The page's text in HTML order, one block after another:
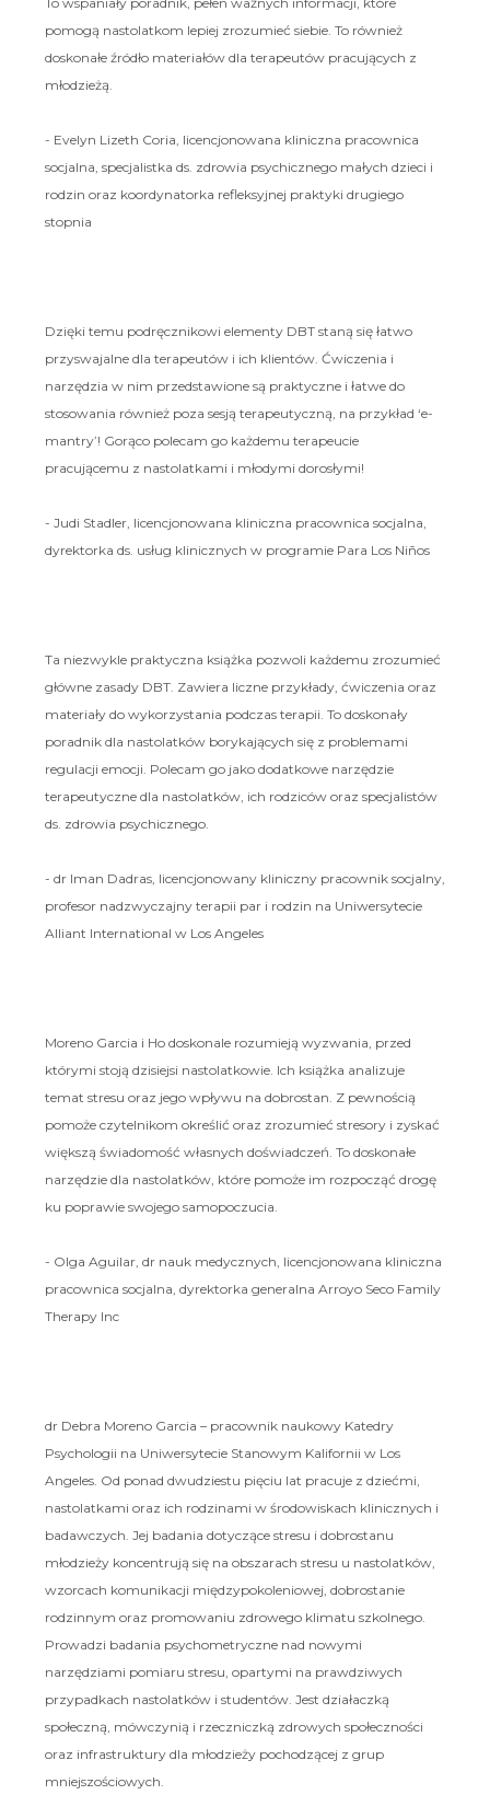
pomogą nastolatkom lepiej zrozumieć siebie. To również
doskonałe źródło materiałów dla terapeutów pracujących z
młodzieżą.
- Evelyn Lizeth Coria, licencjonowana kliniczna pracownica
socjalna, specjalistka ds. zdrowia psychicznego małych dzieci i
rodzin oraz koordynatorka refleksyjnej praktyki drugiego
stopnia
Dzięki temu podręcznikowi elementy DBT staną się łatwo
przyswajalne dla terapeutów i ich klientów. Ćwiczenia i
narzędzia w nim przedstawione są praktyczne i łatwe do
stosowania również poza sesją terapeutyczną, na przykład ‘e-
mantry’! Gorąco polecam go każdemu terapeucie
pracującemu z nastolatkami i młodymi dorosłymi!
- Judi Stadler, licencjonowana kliniczna pracownica socjalna,
dyrektorka ds. usług klinicznych w programie Para Los Niños
Ta niezwykle praktyczna książka pozwoli każdemu zrozumieć
główne zasady DBT. Zawiera liczne przykłady, ćwiczenia oraz
materiały do wykorzystania podczas terapii. To doskonały
poradnik dla nastolatków borykających się z problemami
regulacji emocji. Polecam go jako dodatkowe narzędzie
terapeutyczne dla nastolatków, ich rodziców oraz specjalistów
ds. zdrowia psychicznego.
- dr Iman Dadras, licencjonowany kliniczny pracownik socjalny,
profesor nadzwyczajny terapii par i rodzin na Uniwersytecie
Alliant International w Los Angeles
Moreno Garcia i Ho doskonale rozumieją wyzwania, przed
którymi stoją dzisiejsi nastolatkowie. Ich książka analizuje
temat stresu oraz jego wpływu na dobrostan. Z pewnością
pomoże czytelnikom określić oraz zrozumieć stresory i zyskać
większą świadomość własnych doświadczeń. To doskonałe
narzędzie dla nastolatków, które pomoże im rozpocząć drogę
ku poprawie swojego samopoczucia.
- Olga Aguilar, dr nauk medycznych, licencjonowana kliniczna
pracownica socjalna, dyrektorka generalna Arroyo Seco Family
Therapy Inc
dr Debra Moreno Garcia – pracownik naukowy Katedry
Psychologii na Uniwersytecie Stanowym Kalifornii w Los
Angeles. Od ponad dwudziestu pięciu lat pracuje z dziećmi,
nastolatkami oraz ich rodzinami w środowiskach klinicznych i
badawczych. Jej badania dotyczące stresu i dobrostanu
młodzieży koncentrują się na obszarach stresu u nastolatków,
wzorcach komunikacji międzypokoleniowej, dobrostanie
rodzinnym oraz promowaniu zdrowego klimatu szkolnego.
Prowadzi badania psychometryczne nad nowymi
narzędziami pomiaru stresu, opartymi na prawdziwych
przypadkach nastolatków i studentów. Jest działaczką
społeczną, mówczynią i rzeczniczką zdrowych społeczności
oraz infrastruktury dla młodzieży pochodzącej z grup
mniejszościowych.